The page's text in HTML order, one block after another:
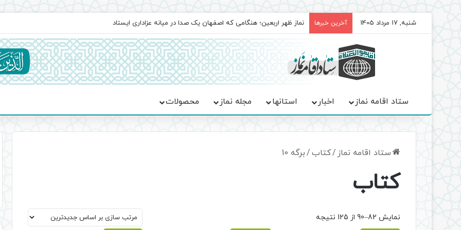
شنبه, 17 مرداد 1405 آخرین خبرها نماز ظهر اربعین؛ هنگامی که اصفهان یک صدا در میانه عزاداری ایستاد
ستاد اقامه نماز اخبار استانها مجله نماز محصولات
ستاد اقامه نماز /کتاب/برگه 10
کتاب
نمایش 82–90 از 125 نتیجه